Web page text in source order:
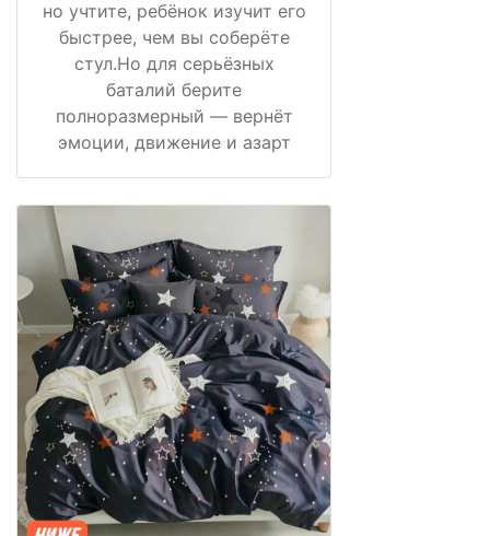
но учтите, ребёнок изучит его
быстрее, чем вы соберёте
стул.Но для серьёзных
баталий берите
полноразмерный — вернёт
эмоции, движение и азарт